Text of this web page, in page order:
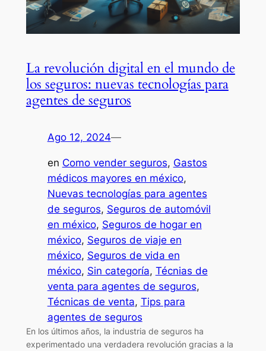
La revolución digital en el mundo de
los seguros: nuevas tecnologías para
agentes de seguros
Ago 12, 2024—
en Como vender seguros, Gastos
médicos mayores en méxico
Nuevas tecnologías para agentes
de seguros, Seguros de automóvil
en méxico, Seguros de hogar en
méxico, Seguros de viaje en
méxico, Seguros de vida en
méxico, Sin categoría, Técnias de
venta para agentes de seguros
Técnicas de venta, Tips para
agentes de seguros
En los últimos años, la industria de seguros ha
experimentado una verdadera revolución gracias a la